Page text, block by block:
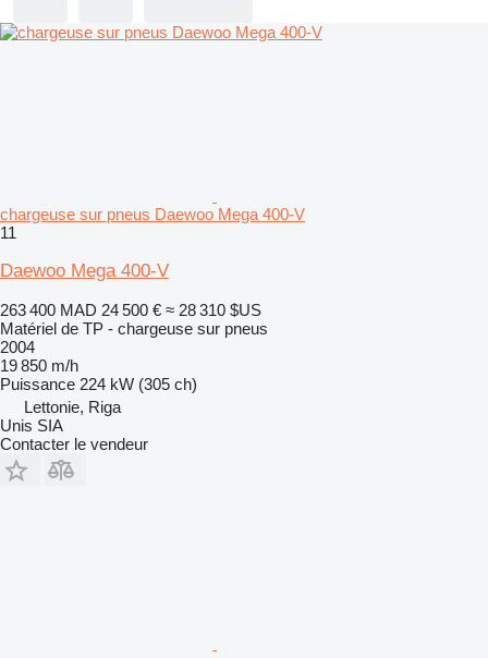
chargeuse sur pneus Daewoo Mega 400-V
11
Daewoo Mega 400-V
263 400 MAD 24 500 € ≈ 28 310 $US
Matériel de TP - chargeuse sur pneus
2004
19 850 m/h
Puissance 224 kW (305 ch)
Lettonie, Riga
Unis SIA
Contacter le vendeur